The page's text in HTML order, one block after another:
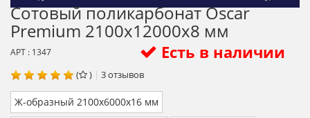
Сотовый поликарбонат Oscar
Premium 2100х12000х8 мм
Есть в наличии
АРТ : 1347
( ) | 3отзывов
Ж-образный 2100х6000х16 мм